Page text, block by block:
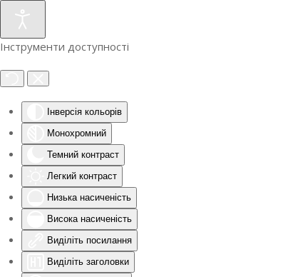
Інструменти доступності
Інверсія кольорів
Монохромний
Темний контраст
Легкий контраст
Низька насиченість
Висока насиченість
Виділіть посилання
Виділіть заголовки